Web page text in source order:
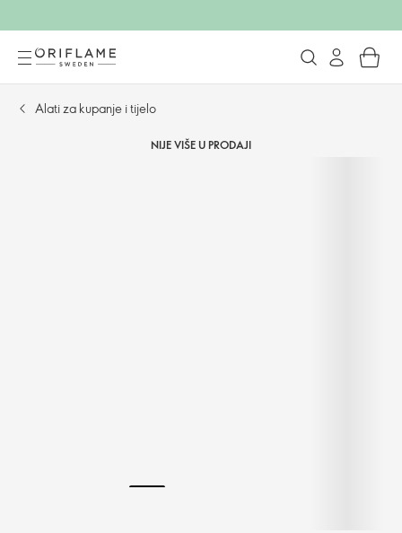
Alati za kupanje i tijelo
NIJE VIŠE U PRODAJI